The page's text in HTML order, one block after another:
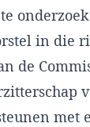
in die
de
met